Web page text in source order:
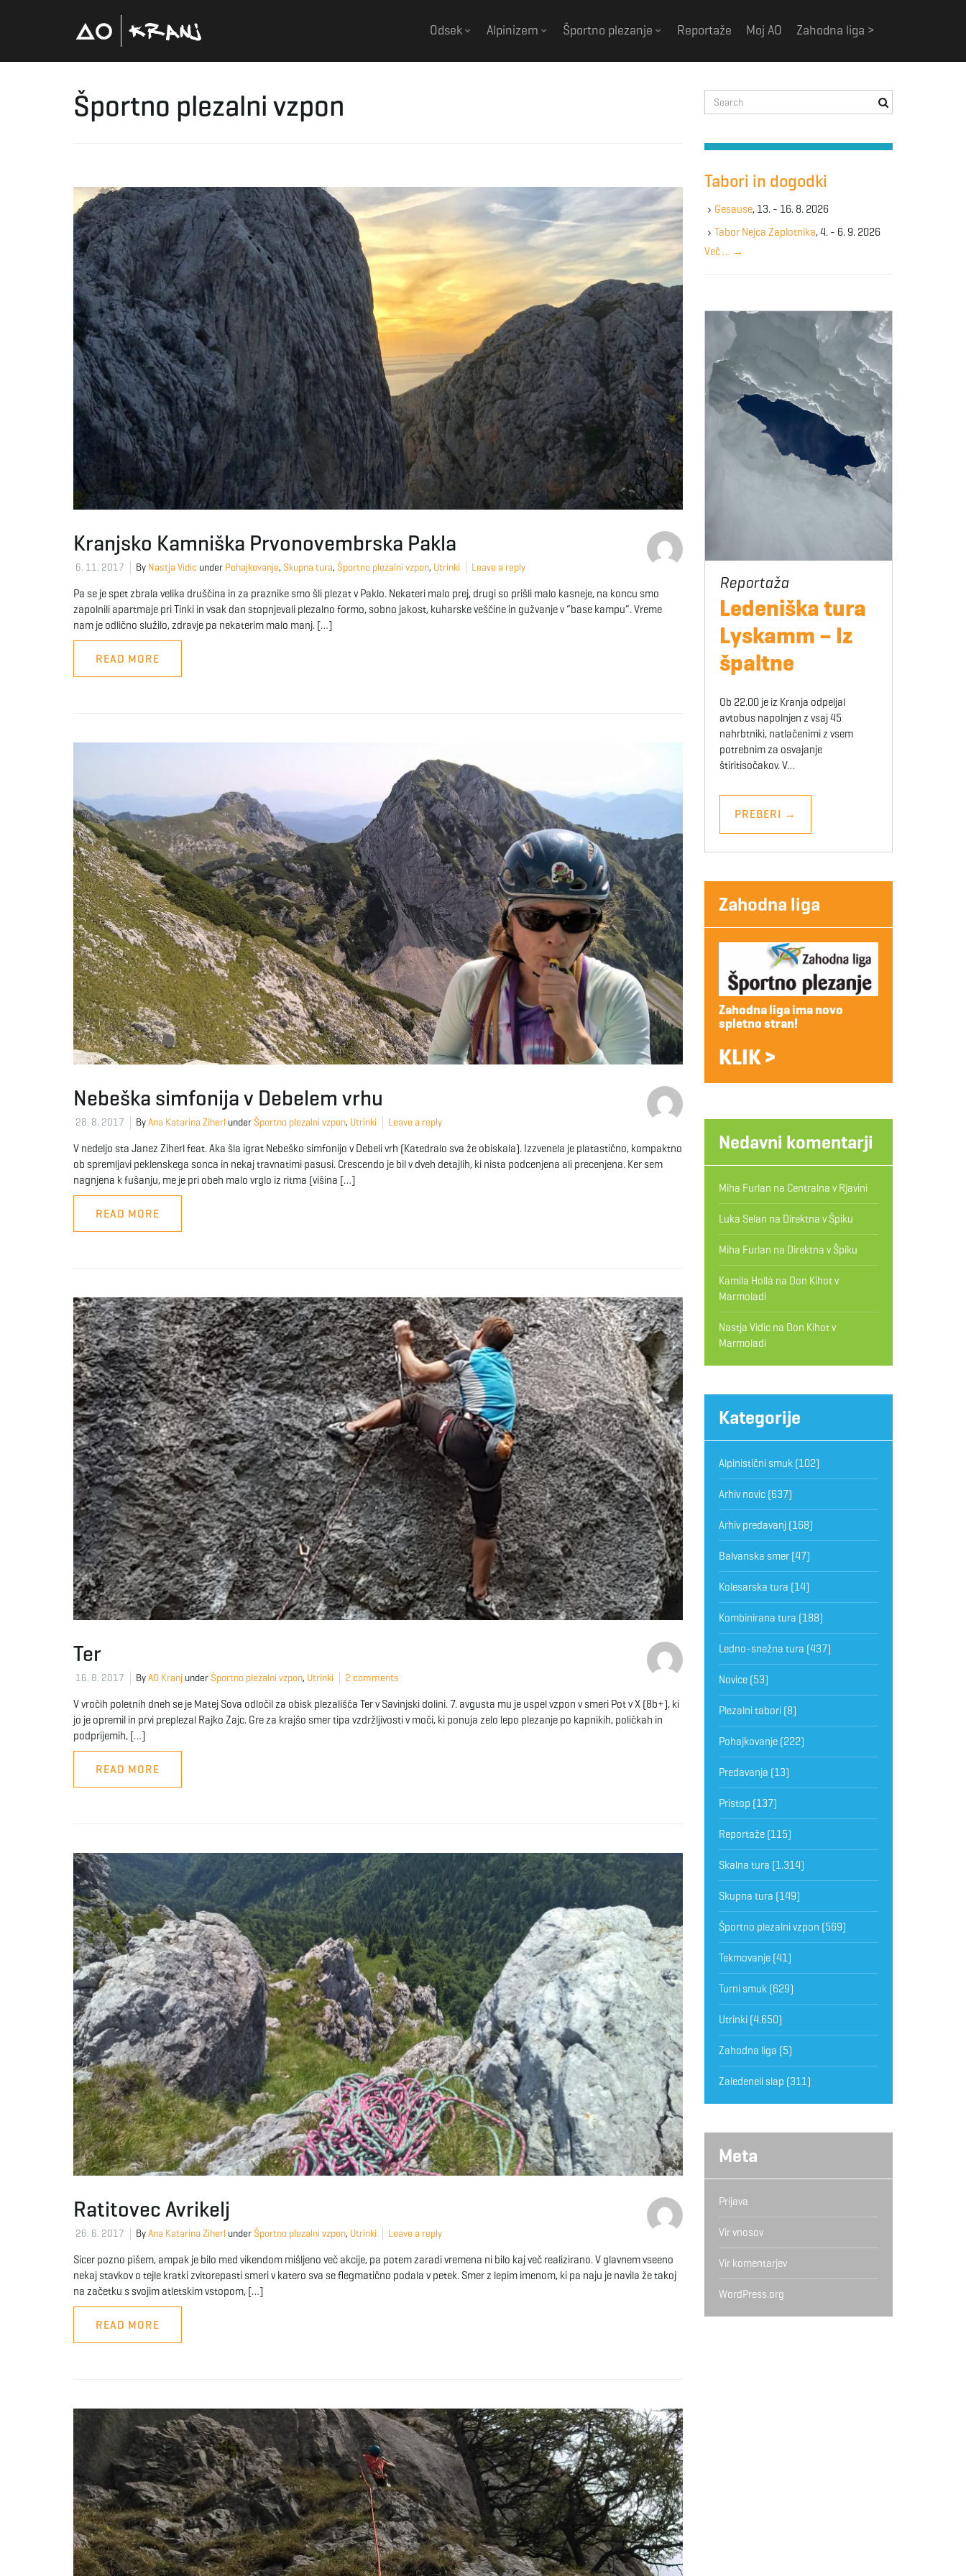
Odsek Alpinizem Športno plezanje Reportaže Moj AO Zahodna liga >
Športno plezalni vzpon
Kranjsko Kamniška Prvonovembrska Pakla
6. 11. 2017 By Nastja Vidic under Pohajkovanje, Skupna tura, Športno plezalni vzpon, Utrinki Leave a reply
Pa se je spet zbrala velika druščina in za praznike smo šli plezat v Paklo. Nekateri malo prej, drugi so prišli malo kasneje, na koncu smo
zapolnili apartmaje pri Tinki in vsak dan stopnjevali plezalno formo, sobno jakost, kuharske veščine in gužvanje v “base kampu”. Vreme
nam je odlično služilo, zdravje pa nekaterim malo manj. […]
READ MORE
Nebeška simfonija v Debelem vrhu
28. 8. 2017 ByAna Katarina Ziherl under Športno plezalni vzpon, Utrinki Leave a reply
V nedeljo sta Janez Ziherl feat. Aka šla igrat Nebeško simfonijo v Debeli vrh (Katedralo sva že obiskala). Izzvenela je platastično, kompaktno
ob spremljavi peklenskega sonca in nekaj travnatimi pasusi. Crescendo je bil v dveh detajlih, ki nista podcenjena ali precenjena. Ker sem
nagnjena k fušanju, me je pri obeh malo vrglo iz ritma (višina […]
READ MORE
Ter
16. 8. 2017 ByAO Kranj under Športno plezalni vzpon, Utrinki 2 comments
V vročih poletnih dneh se je Matej Sova odločil za obisk plezališča Ter v Savinjski dolini. 7. avgusta mu je uspel vzpon v smeri Pot v X (8b+), ki
jo je opremil in prvi preplezal Rajko Zajc. Gre za krajšo smer tipa vzdržljivosti v moči, ki ponuja zelo lepo plezanje po kapnikih, poličkah in
podprijemih, […]
READ MORE
Ratitovec Avrikelj
26. 6. 2017 ByAna Katarina Ziherl under Športno plezalni vzpon, Utrinki Leave a reply
Sicer pozno pišem, ampak je bilo med vikendom mišljeno več akcije, pa potem zaradi vremena ni bilo kaj več realizirano. V glavnem vseeno
nekaj stavkov o tejle kratki zvitorepasti smeri v katero sva se flegmatično podala v petek. Smer z lepim imenom, ki pa naju je navila že takoj
na začetku s svojim atletskim vstopom, […]
READ MORE
e
r
h
e
w
o
r
Tabori in dogodki
Gesause, 13. - 16. 8. 2026
Tabor Nejca Zaplotnika, 4. - 6. 9. 2026
Več … →
Ledeniška tura
Lyskamm – Iz
špaltne
Ob 22.00 je iz Kranja odpeljal
avtobus napolnjen z vsaj 45
nahrbtniki, natlačenimi z vsem
potrebnim za osvajanje
štiritisočakov. V…
PREBERI →
Zahodna liga
Zahodna liga ima novo
spletno stran!
KLIK >
Nedavni komentarji
Miha Furlan na Centralna v Rjavini
Luka Selan na Direktna v Špiku
Miha Furlan na Direktna v Špiku
Kamila Hollá na Don Kihot v
Marmoladi
Nastja Vidicna Don Kihot v
Marmoladi
Kategorije
Alpinistični smuk(102)
Arhiv novic(637)
Arhiv predavanj(168)
Balvanska smer(47)
Kolesarska tura (14)
Kombinirana tura (188)
Ledno-snežna tura (437)
Novice(53)
Plezalni tabori(8)
Pohajkovanje(222)
Predavanja (13)
Pristop (137)
Reportaže(115)
Skalna tura (1.314)
Skupna tura (149)
Športno plezalni vzpon (569)
Tekmovanje(41)
Turni smuk(629)
Utrinki(4.650)
Zahodna liga (5)
Zaledeneli slap (311)
Meta
Prijava
Vir vnosov
Vir komentarjev
WordPress.org